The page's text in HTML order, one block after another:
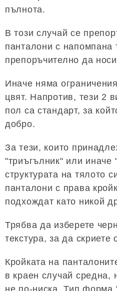
пълнота.
В този случай се
панталони с напомпана
препоръчително да
Иначе няма
цвят. Напротив, тези 2
пол са стандарт, за
добро.
За тези, които
"триъгълник" или иначе
структурата на тялото
панталони с права
подхождат като никой
Трябва да изберете
текстура, за да скриете
Кройката на
в краен случай средна,
не по-ниска. Тип форма